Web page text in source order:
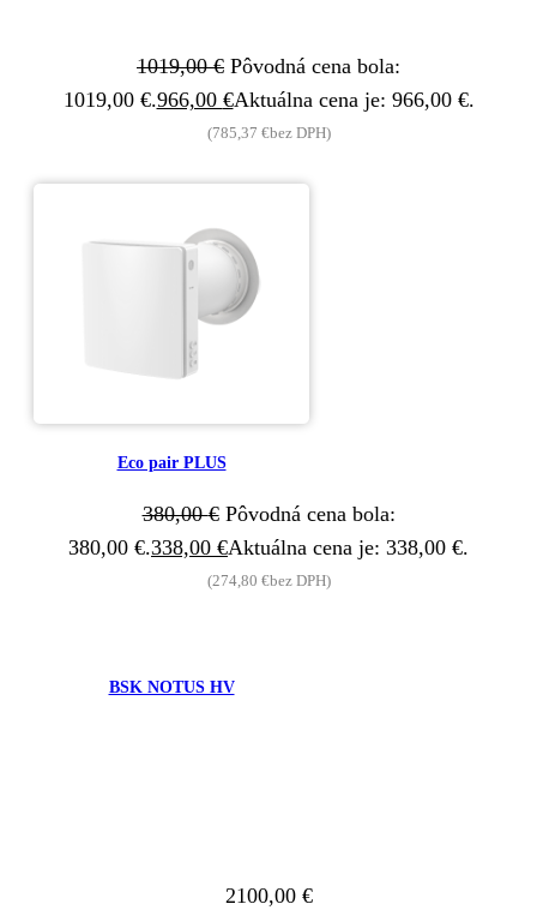
1019,00€ Pôvodná cena bola:
1019,00 €.966,00 €Aktuálna cena je: 966,00 €.
(785,37 €bez DPH)
Eco pair PLUS
380,00€ Pôvodná cena bola:
380,00 €.338,00 €Aktuálna cena je: 338,00 €.
(274,80 €bez DPH)
BSK NOTUS HV
2100,00 €